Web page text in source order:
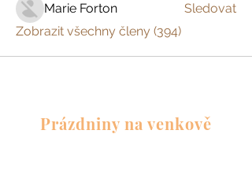
Marie Forton
Sledovat
Zobrazit všechny členy (394)
Prázdniny na venkově